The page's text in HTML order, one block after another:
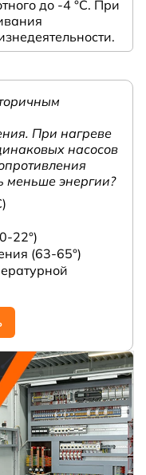
до -4 °C. При
При нагреве
насосов
меньше энергии?
22°)
(63-65°)